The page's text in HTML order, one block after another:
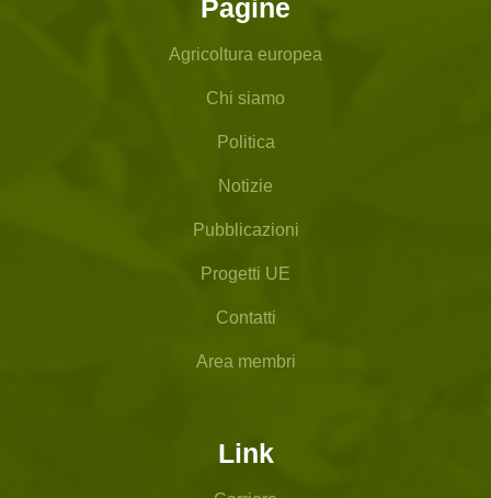
Pagine
Agricoltura europea
Chi siamo
Politica
Notizie
Pubblicazioni
Progetti UE
Contatti
Area membri
Link